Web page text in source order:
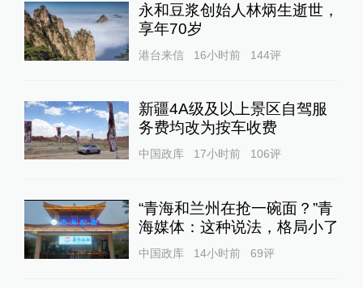
永和豆浆创始人林炳生逝世，
享年70岁
港台来信 16小时前 144评
新疆4A级及以上景区自驾服
务费均改为按车收费
中国政库 17小时前 106评
“青海和兰州在抢一碗面？”青
海媒体：这种说法，格局小了
中国政库 14小时前 69评